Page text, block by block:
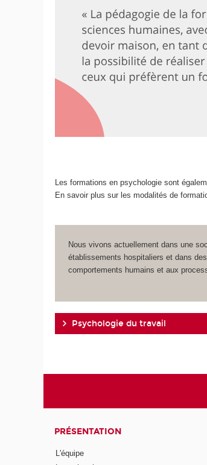
Les formations en psychologie sont
En savoir plus sur les modalités de
Nous vivons actuellement dans une
établissements hospitaliers et dans
comportements humains et aux
Psychologie du travail
PRÉSENTATION
L'équipe